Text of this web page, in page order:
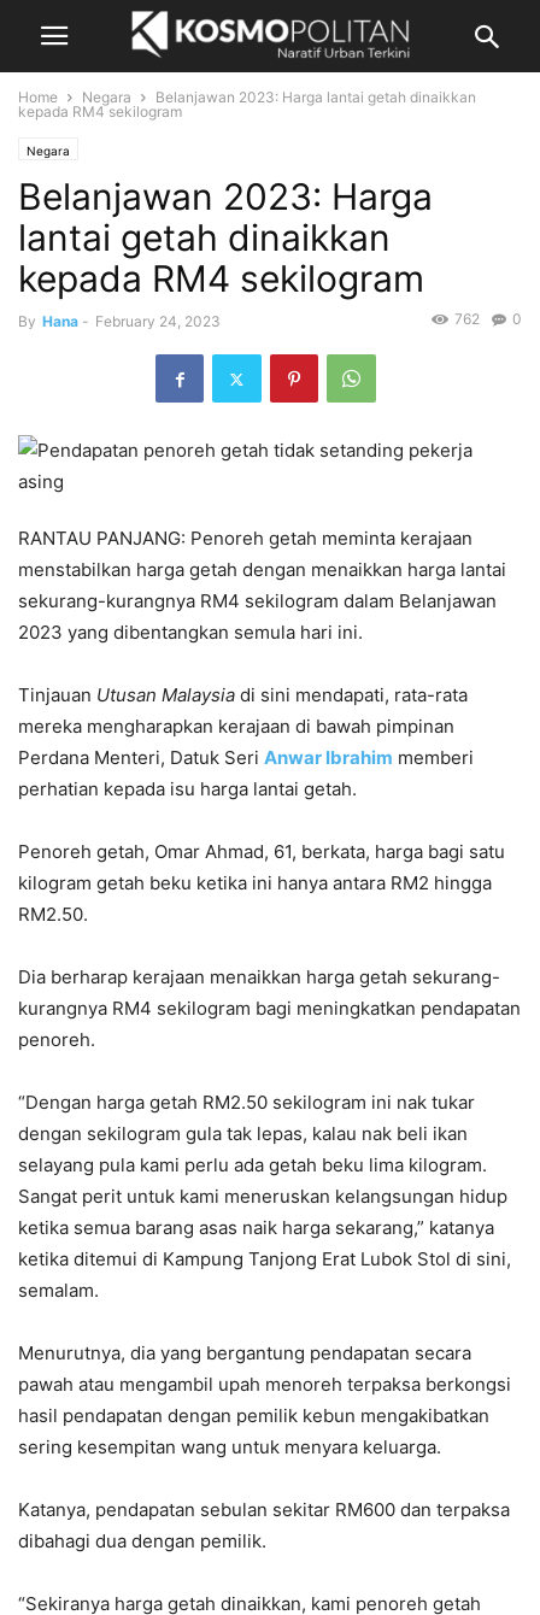
Home Negara
Belanjawan 2023: Harga lantai getah dinaikkan
kepada RM4 sekilogram
Negara
Belanjawan 2023: Harga
lantai getah dinaikkan
kepada RM4 sekilogram
By Hana - February 24, 2023 0
762
RANTAU PANJANG: Penoreh getah meminta kerajaan
menstabilkan harga getah dengan menaikkan harga lantai
sekurang-kurangnya RM4 sekilogram dalam Belanjawan
2023 yang dibentangkan semula hari ini.
Tinjauan Utusan Malaysia di sini mendapati, rata-rata
mereka mengharapkan kerajaan di bawah pimpinan
Perdana Menteri, Datuk Seri Anwar Ibrahim memberi
perhatian kepada isu harga lantai getah.
Penoreh getah, Omar Ahmad, 61, berkata, harga bagi satu
kilogram getah beku ketika ini hanya antara RM2 hingga
RM2.50.
Dia berharap kerajaan menaikkan harga getah sekurang-
kurangnya RM4 sekilogram bagi meningkatkan pendapatan
penoreh.
“Dengan harga getah RM2.50 sekilogram ini nak tukar
dengan sekilogram gula tak lepas, kalau nak beli ikan
selayang pula kami perlu ada getah beku lima kilogram.
Sangat perit untuk kami meneruskan kelangsungan hidup
ketika semua barang asas naik harga sekarang,” katanya
ketika ditemui di Kampung Tanjong Erat Lubok Stol di sini,
semalam.
Menurutnya, dia yang bergantung pendapatan secara
pawah atau mengambil upah menoreh terpaksa berkongsi
hasil pendapatan dengan pemilik kebun mengakibatkan
sering kesempitan wang untuk menyara keluarga.
Katanya, pendapatan sebulan sekitar RM600 dan terpaksa
dibahagi dua dengan pemilik.
“Sekiranya harga getah dinaikkan, kami penoreh getah